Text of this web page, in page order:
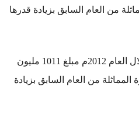
المماثلة من العام السابق بزيادة قدرها
7-بلغ الربح التشغيلي التقديري خلال العام 2012م مبلغ 1011 مليون
للفترة المماثلة من العام السابق بزيادة